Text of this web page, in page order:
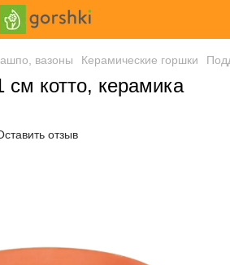
вазоны Керамические горшки
см котто, керамика
отзыв